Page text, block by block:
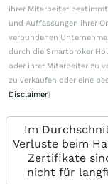
ihrer Mitarbeiter
und Auffassungen ihrer
verbundenen
durch die Smartbroker
oder ihrer Mitarbeiter zu
zu verkaufen oder eine
Disclaimer)
Im
Verluste beim
Zertifikate
nicht für